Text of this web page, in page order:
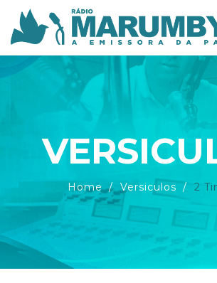
Home Versiculos 2